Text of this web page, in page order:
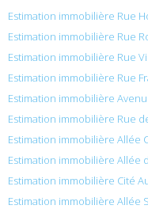
Estimation immobilière Rue
Estimation immobilière Rue
Estimation immobilière Rue
Estimation immobilière Rue
Estimation immobilière
Estimation immobilière Rue
Estimation immobilière Allée
Estimation immobilière Allée
Estimation immobilière Cité
Estimation immobilière Allée